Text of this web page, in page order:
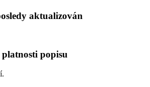
aktualizován
popisu